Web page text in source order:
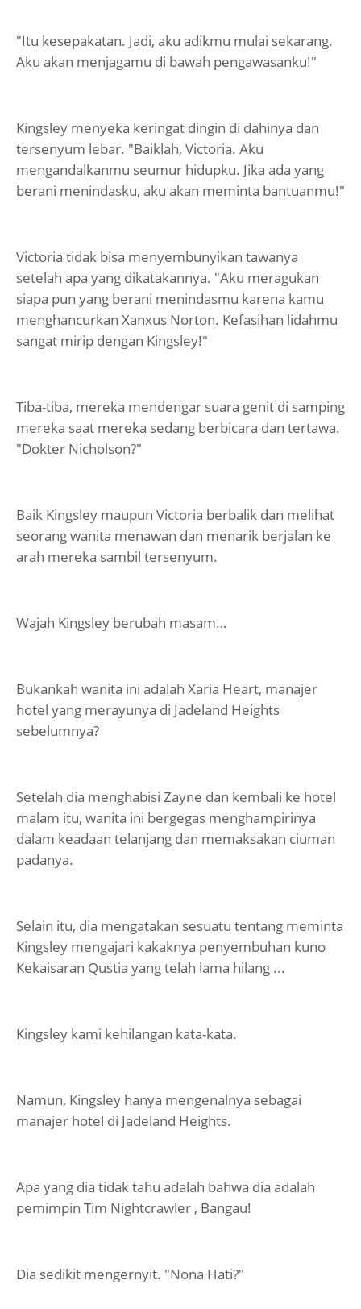
"Itu kesepakatan. Jadi, aku adikmu mulai sekarang.
Aku akan menjagamu di bawah pengawasanku!"
Kingsley menyeka keringat dingin di dahinya dan
tersenyum lebar. "Baiklah, Victoria. Aku
mengandalkanmu seumur hidupku. Jika ada yang
berani menindasku, aku akan meminta bantuanmu!"
Victoria tidak bisa menyembunyikan tawanya
setelah apa yang dikatakannya. "Aku meragukan
siapa pun yang berani menindasmu karena kamu
menghancurkan Xanxus Norton. Kefasihan lidahmu
sangat mirip dengan Kingsley!"
Tiba-tiba, mereka mendengar suara genit di samping
mereka saat mereka sedang berbicara dan tertawa.
"Dokter Nicholson?"
Baik Kingsley maupun Victoria berbalik dan melihat
seorang wanita menawan dan menarik berjalan ke
arah mereka sambil tersenyum.
Wajah Kingsley berubah masam…
Bukankah wanita ini adalah Xaria Heart, manajer
hotel yang merayunya di Jadeland Heights
sebelumnya?
Setelah dia menghabisi Zayne dan kembali ke hotel
malam itu, wanita ini bergegas menghampirinya
dalam keadaan telanjang dan memaksakan ciuman
padanya.
Selain itu, dia mengatakan sesuatu tentang meminta
Kingsley mengajari kakaknya penyembuhan kuno
Kekaisaran Qustia yang telah lama hilang ...
Kingsley kami kehilangan kata-kata.
Namun, Kingsley hanya mengenalnya sebagai
manajer hotel di Jadeland Heights.
Apa yang dia tidak tahu adalah bahwa dia adalah
pemimpin Tim Nightcrawler , Bangau!
Dia sedikit mengernyit. "Nona Hati?"